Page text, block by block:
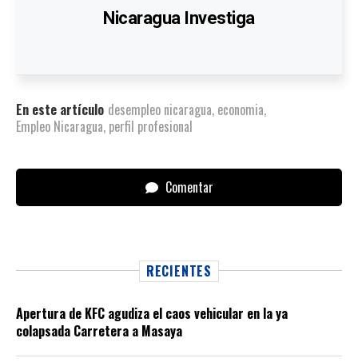
Nicaragua Investiga
En este artículo desempleo nicaragua, economia,
Empleo Nicaragua, perfil profesional
Comentar
RECIENTES
Apertura de KFC agudiza el caos vehicular en la ya
colapsada Carretera a Masaya